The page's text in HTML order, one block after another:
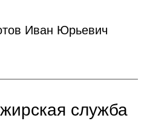
Иван Юрьевич
служба